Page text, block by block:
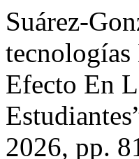
Suárez-
Efecto En
2026, pp.